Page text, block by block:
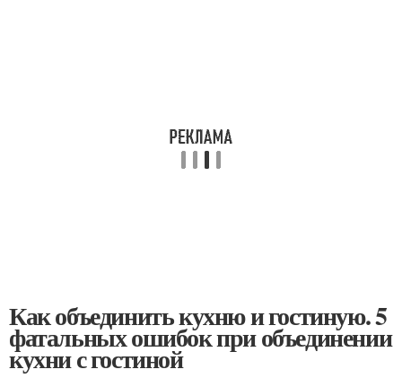
Как объединить кухню и гостиную. 5
фатальных ошибок при объединении
кухни с гостиной